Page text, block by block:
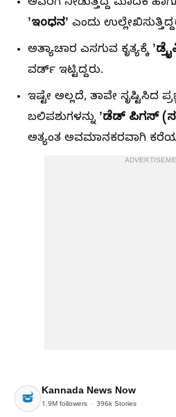
ಅವರಿಗೆ ನೀಡುತ್ತಿದ್ದ ಮಾದಕ
ʼಇಂಧನʼ ಎಂದು
ಅತ್ಯಾಚಾರ ಎಸಗುವ ಕೃತ್ಯಕ್ಕೆ
ವರ್ಡ್ ಇಟ್ಟಿದ್ದರು.
ಇಷ್ಟೇ ಅಲ್ಲದೆ, ತಾವೇ ಸೃಷ್ಟಿಸಿದ
ಬಲಿಪಶುಗಳನ್ನು ʼಡೆಡ್‌ ಪಿಗಸ್‌
ಅತ್ಯಂತ ಅವಮಾನಕರವಾಗಿ
Kannada News Now
1.9M followers 396k Stories